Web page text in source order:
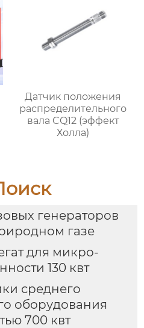
Датчик положения
распределительного
вала CQ12 (эффект
Холла)
генераторов
газе
для микро-
130 квт
среднего
оборудования
700 квт